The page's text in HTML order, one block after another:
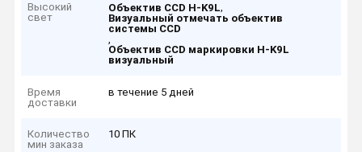
Высокий
свет
Объектив CCD H-K9L,
Визуальный отмечать объектив
системы CCD
,
Объектив CCD маркировки H-K9L
визуальный
Время
доставки
в течение 5 дней
Количество
мин заказа
10 ПК